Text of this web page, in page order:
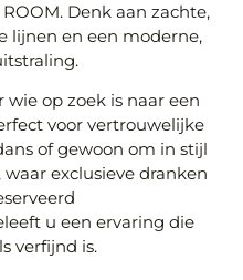
Denk aan zachte,
lijnen en een moderne,
op zoek is naar een
voor vertrouwelijke
of gewoon om in stijl
exclusieve dranken
u een ervaring die
verfijnd is.